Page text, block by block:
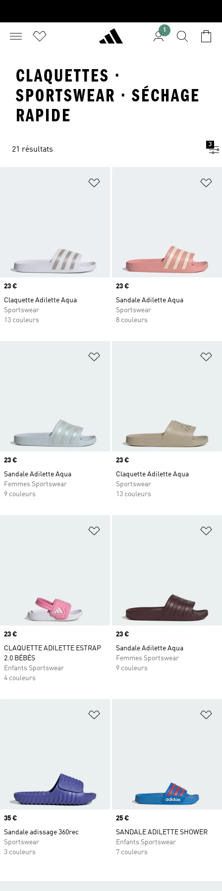
1
CLAQUETTES ·
SPORTSWEAR · SÉCHAGE
RAPIDE
21 résultats
3
Ajouter à la Liste de produits
Prix
23 €
Claquette Adilette Aqua
Sportswear
13 couleurs
Prix
23 €
Sandale Adilette Aqua
Sportswear
8 couleurs
Ajouter à la Liste de produits
Prix
23 €
Sandale Adilette Aqua
Femmes Sportswear
9 couleurs
Prix
23 €
Claquette Adilette Aqua
Sportswear
13 couleurs
Ajouter à la Liste de produits
Prix
23 €
CLAQUETTE ADILETTE ESTRAP
2.0 BÉBÉS
Enfants Sportswear
4 couleurs
Prix
23 €
Sandale Adilette Aqua
Femmes Sportswear
9 couleurs
Ajouter à la Liste de produits
Prix
35 €
Sandale adissage 360rec
Sportswear
3 couleurs
Prix
25 €
SANDALE ADILETTE SHOWER
Enfants Sportswear
7 couleurs